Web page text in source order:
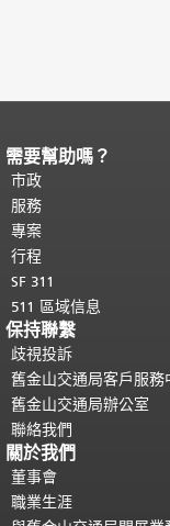
頁面內容結束。
都會重複顯示。
需要幫助嗎？
市政
服務
專案
行程
SF 311
511 區域信息
保持聯繫
歧視投訴
舊金山交通局客戶服務
舊金山交通局辦公室
聯絡我們
關於我們
董事會
職業生涯